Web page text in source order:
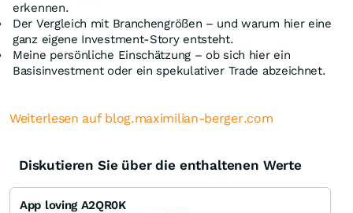
erkennen.
Der Vergleich mit Branchengrößen – und warum hier eine
ganz eigene Investment-Story entsteht.
Meine persönliche Einschätzung – ob sich hier ein
Basisinvestment oder ein spekulativer Trade abzeichnet.
Weiterlesen auf blog.maximilian-berger.com
Diskutieren Sie über die enthaltenen Werte
App loving A2QR0K